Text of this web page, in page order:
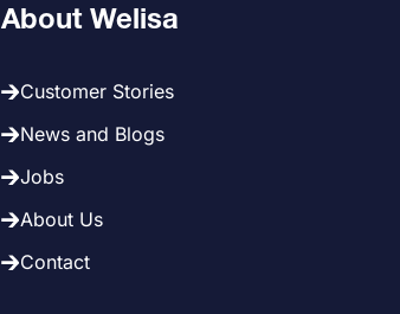
About Welisa
Customer Stories
News and Blogs
Jobs
About Us
Contact